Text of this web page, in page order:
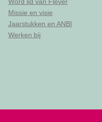
Missie en visie
Jaarstukken en ANBI
Werken bij